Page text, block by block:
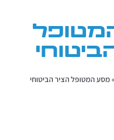
»מסע המטופל הציר הביטוחי